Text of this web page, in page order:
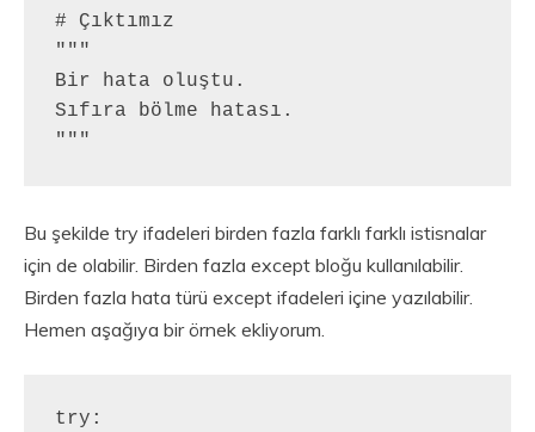
# Çıktımız
"""
Bir hata oluştu.
Sıfıra bölme hatası.
"""
Bu şekilde try ifadeleri birden fazla farklı farklı istisnalar
için de olabilir. Birden fazla except bloğu kullanılabilir.
Birden fazla hata türü except ifadeleri içine yazılabilir.
Hemen aşağıya bir örnek ekliyorum.
try: